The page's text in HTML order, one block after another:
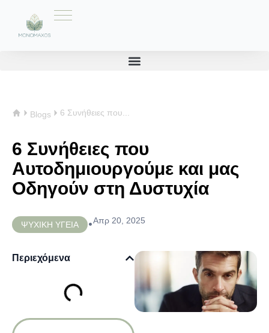
Blogs 6 Συνήθειες που...
6 Συνήθειες που
Αυτοδημιουργούμε και μας
Οδηγούν στη Δυστυχία
ΨΥΧΙΚΗ ΥΓΕΙΑ •Απρ 20, 2025
Περιεχόμενα